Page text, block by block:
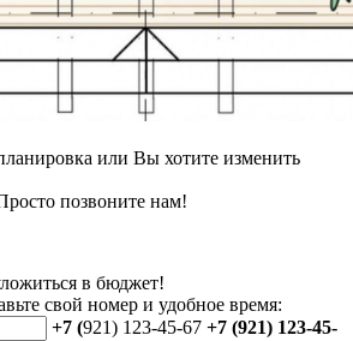
или Вы хотите изменить
позвоните нам!
в бюджет!
свой номер и удобное время:
+7 (921) 123-45-67 +7 (921) 123-45-